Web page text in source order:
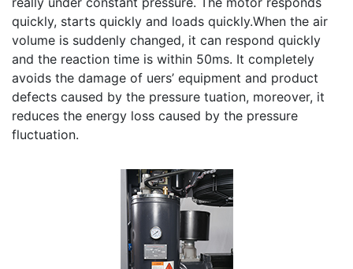
no matter how the air volume fluctuates, the pressure
is always maintained which means the operation is
really under constant pressure. The motor responds
quickly, starts quickly and loads quickly.When the air
volume is suddenly changed, it can respond quickly
and the reaction time is within 50ms. It completely
avoids the damage of uers’ equipment and product
reduces the energy loss caused by the pressure